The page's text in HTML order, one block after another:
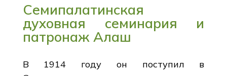
Семипалатинская
духовная семинария и
патронаж Алаш
В 1914 году он поступил в